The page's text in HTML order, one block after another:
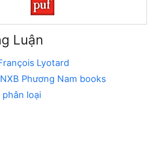
Luận
Lyotard
NXB Phương Nam books
phân loại